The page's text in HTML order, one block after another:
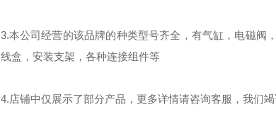
3.本公司经营的该品牌的种类型号齐全，有气缸，电磁阀
线盒，安装支架，各种连接组件等
4.店铺中仅展示了部分产品，更多详情请咨询客服，我们